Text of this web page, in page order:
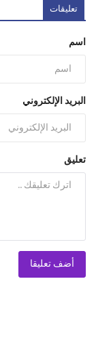
تعليقات
اسم
البريد الإلكتروني
تعليق
أضف تعليقا